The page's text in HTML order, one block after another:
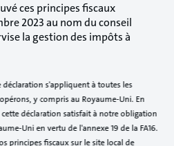
ces principes fiscaux
2023 au nom du conseil
la gestion des impôts à
s'appliquent à toutes les
y compris au Royaume-Uni. En
déclaration satisfait à notre obligation
Uni en vertu de l'annexe 19 de la FA16.
principes fiscaux sur le site local de